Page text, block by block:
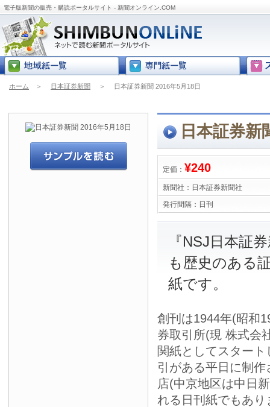
電子版新聞の販売・購読ポータルサイト - 新聞オンライン.COM
ホーム ＞ 日本証券新聞 ＞ 日本証券新聞 2016年5月18日
日本証券新
定価： ¥240
新聞社： 日本証券新聞社
発行間隔： 日刊
『NSJ日本証
も歴史のある
紙です。
創刊は1944年(昭和
券取引所(現 株式会
関紙としてスター
引がある平日に制
店(中京地区は中日
れる日刊紙でもあり